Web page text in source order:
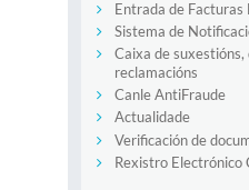
Entrada de Facturas
Sistema de
Caixa de suxestións,
reclamacións
Canle AntiFraude
Actualidade
Verificación de
Rexistro Electrónico